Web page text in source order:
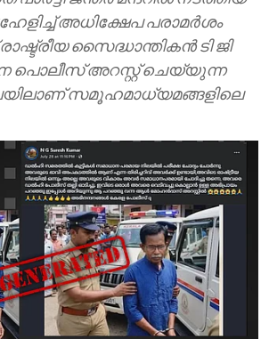
അധിക്ഷേപ പരാമര്‍ശം
സൈദ്ധാന്തികന്‍ ടി ജി
പൊലീസ് അറസ്റ്റ് ചെയ്യുന്ന
സമൂഹമാധ്യമങ്ങളിലെ